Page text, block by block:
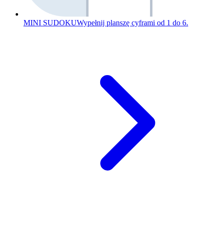
MINI SUDOKUWypełnij planszę cyframi od 1 do 6.